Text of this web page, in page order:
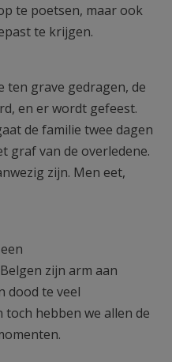
te poetsen, maar ook
te krijgen.
ten grave gedragen, de
en er wordt gefeest.
de familie twee dagen
graf van de overledene.
zijn. Men eet,
zijn arm aan
dood te veel
toch hebben we allen de